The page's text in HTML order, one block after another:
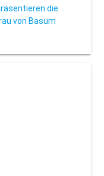
die
von Basum